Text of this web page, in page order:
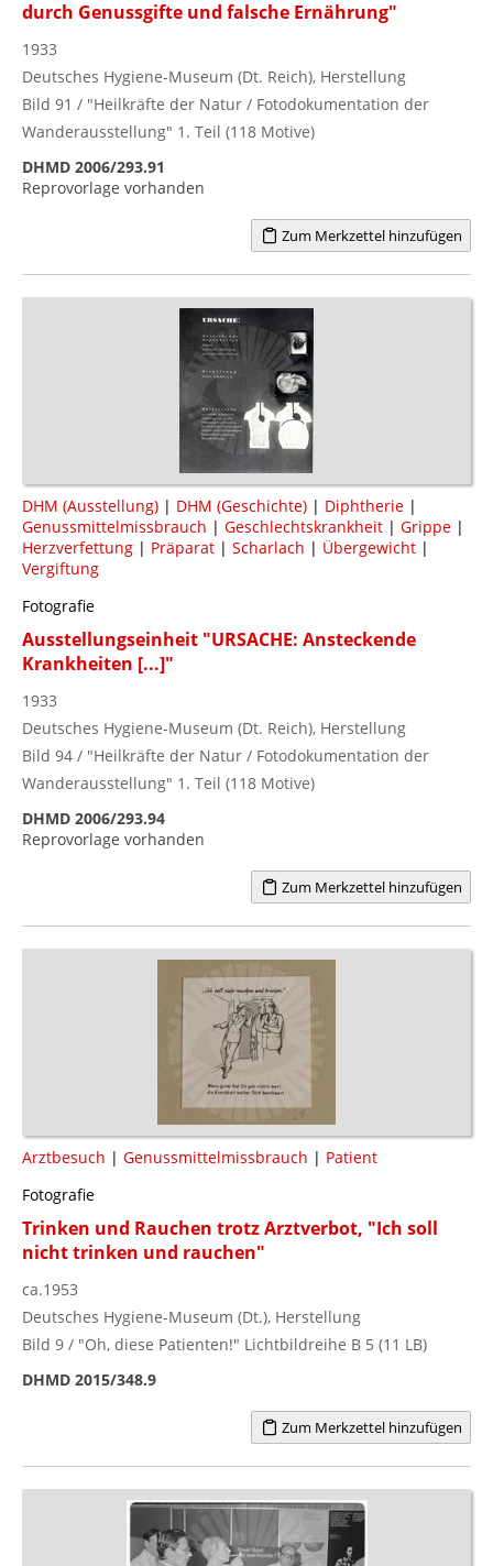
durch Genussgifte und falsche Ernährung"
1933
Deutsches Hygiene-Museum (Dt. Reich), Herstellung
Bild 91 / "Heilkräfte der Natur / Fotodokumentation der
Wanderausstellung" 1. Teil (118 Motive)
DHMD 2006/293.91
Reprovorlage vorhanden
Zum Merkzettel hinzufügen
DHM (Ausstellung) | DHM (Geschichte) | Diphtherie |
Genussmittelmissbrauch | Geschlechtskrankheit | Grippe |
Herzverfettung | Präparat | Scharlach | Übergewicht |
Vergiftung
Fotografie
Ausstellungseinheit "URSACHE: Ansteckende
Krankheiten [...]"
1933
Deutsches Hygiene-Museum (Dt. Reich), Herstellung
Bild 94 / "Heilkräfte der Natur / Fotodokumentation der
Wanderausstellung" 1. Teil (118 Motive)
DHMD 2006/293.94
Reprovorlage vorhanden
Zum Merkzettel hinzufügen
Arztbesuch | Genussmittelmissbrauch | Patient
Fotografie
Trinken und Rauchen trotz Arztverbot, "Ich soll
nicht trinken und rauchen"
ca.1953
Deutsches Hygiene-Museum (Dt.), Herstellung
Bild 9 / "Oh, diese Patienten!" Lichtbildreihe B 5 (11 LB)
DHMD 2015/348.9
Zum Merkzettel hinzufügen